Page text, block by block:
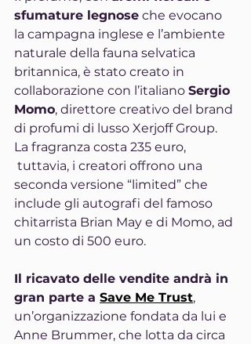
sfumature legnose che evocano
la campagna inglese e l’ambiente
naturale della fauna selvatica
britannica, è stato creato in
collaborazione con l’italiano Sergio
Momo, direttore creativo del brand
di profumi di lusso Xerjoff Group.
La fragranza costa 235 euro,
tuttavia, i creatori offrono una
seconda versione “limited” che
include gli autografi del famoso
chitarrista Brian May e di Momo, ad
un costo di 500 euro.
Il ricavato delle vendite andrà in
gran parte a Save Me Trust,
un’organizzazione fondata da lui e
Anne Brummer, che lotta da circa